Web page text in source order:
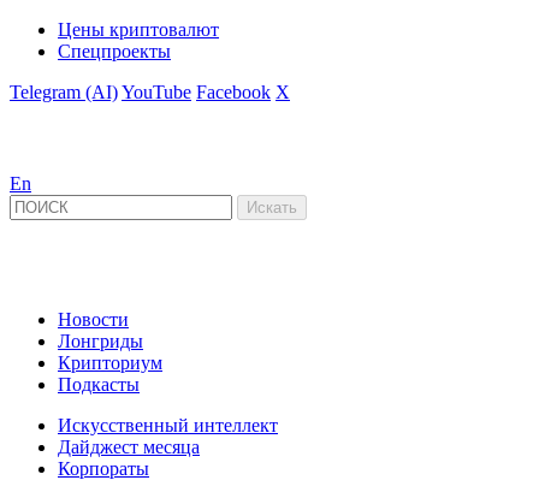
Цены криптовалют
Спецпроекты
Telegram (AI)YouTube Facebook X
En
Новости
Лонгриды
Крипториум
Подкасты
Искусственный интеллект
Дайджест месяца
Корпораты